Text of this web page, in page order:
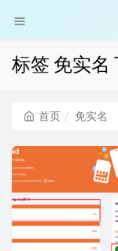
标签 免实名
首页 免实名